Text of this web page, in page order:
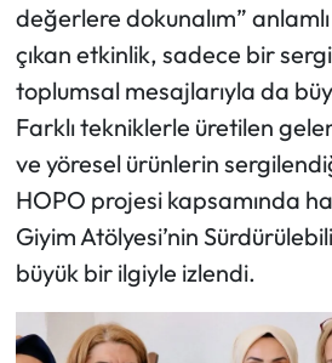
değerlere dokunalım”
çıkan etkinlik, sadece bir
toplumsal mesajlarıyla da
Farklı tekniklerle üretilen
ve yöresel ürünlerin
HOPO projesi kapsamında
Giyim Atölyesi’nin
büyük bir ilgiyle izlendi.